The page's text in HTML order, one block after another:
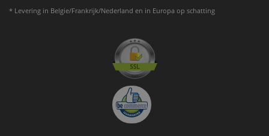
* Levering in Belgie/Frankrijk/Nederland en in Europa op schatting